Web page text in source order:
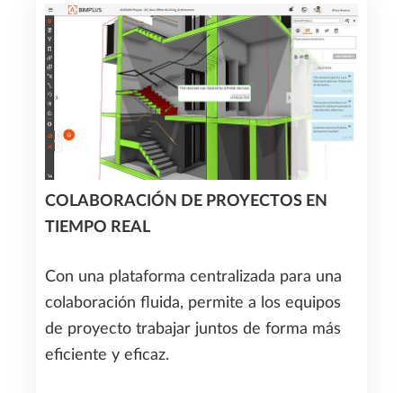
COLABORACIÓN DE PROYECTOS EN
TIEMPO REAL
Con una plataforma centralizada para una
colaboración fluida, permite a los equipos
de proyecto trabajar juntos de forma más
eficiente y eficaz.